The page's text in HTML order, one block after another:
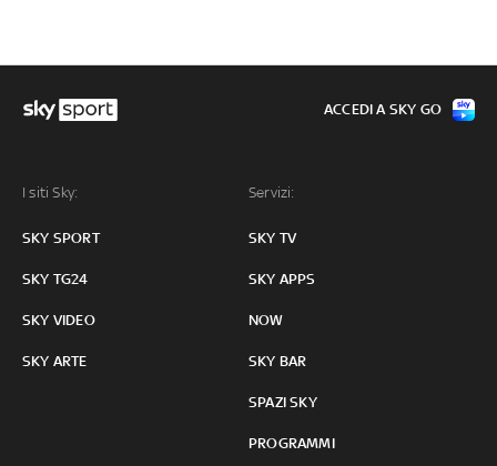
I siti Sky:
SKY SPORT
SKY TG24
SKY VIDEO
SKY ARTE
Servizi:
SKY TV
SKY APPS
NOW
SKY BAR
SPAZI SKY
PROGRAMMI
ACCEDI A SKY GO